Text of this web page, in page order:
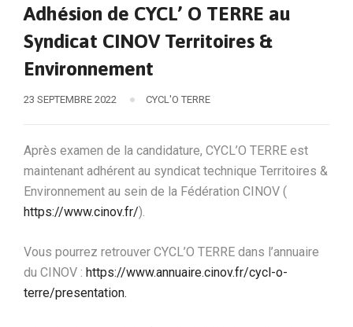
Adhésion de CYCL’ O TERRE au
Syndicat CINOV Territoires &
Environnement
23 SEPTEMBRE 2022 CYCL'O TERRE
Après examen de la candidature, CYCL’O TERRE est
maintenant adhérent au syndicat technique Territoires &
Environnement au sein de la Fédération CINOV (
https://www.cinov.fr/).
Vous pourrez retrouver CYCL’O TERRE dans l’annuaire
du CINOV : https://www.annuaire.cinov.fr/cycl-o-
terre/presentation.